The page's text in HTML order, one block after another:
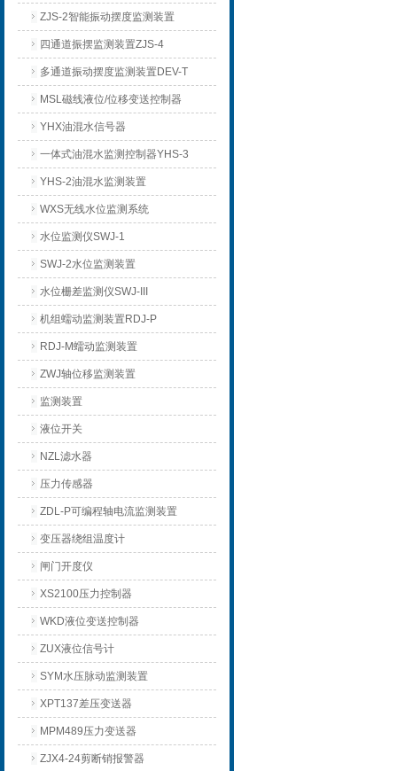
ZJS-2智能振动摆度监测装置
四通道振摆监测装置ZJS-4
多通道振动摆度监测装置DEV-T
MSL磁线液位/位移变送控制器
YHX油混水信号器
一体式油混水监测控制器YHS-3
YHS-2油混水监测装置
WXS无线水位监测系统
水位监测仪SWJ-1
SWJ-2水位监测装置
水位栅差监测仪SWJ-III
机组蠕动监测装置RDJ-P
RDJ-M蠕动监测装置
ZWJ轴位移监测装置
监测装置
液位开关
NZL滤水器
压力传感器
ZDL-P可编程轴电流监测装置
变压器绕组温度计
闸门开度仪
XS2100压力控制器
WKD液位变送控制器
ZUX液位信号计
SYM水压脉动监测装置
XPT137差压变送器
MPM489压力变送器
ZJX4-24剪断销报警器